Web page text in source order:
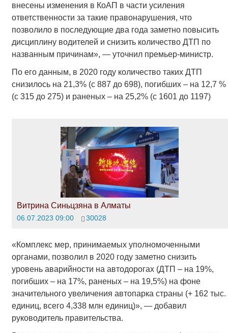
внесены изменения в КоАП в части усиления
ответственности за такие правонарушения, что
позволило в последующие два года заметно повысить
дисциплину водителей и снизить количество ДТП по
названным причинам», — уточнил премьер-министр.
По его данным, в 2020 году количество таких ДТП
снизилось на 21,3% (с 887 до 698), погибших – на 12,7 %
(с 315 до 275) и раненых – на 25,2% (с 1601 до 1197)
Витрина Синьцзяна в Алматы
06.07.2023 09:00 30028
«Комплекс мер, принимаемых уполномоченными
органами, позволил в 2020 году заметно снизить
уровень аварийности на автодорогах (ДТП – на 19%,
погибших – на 17%, раненых – на 19,5%) на фоне
значительного увеличения автопарка страны (+ 162 тыс.
единиц, всего 4,338 млн единиц)», — добавил
руководитель правительства.